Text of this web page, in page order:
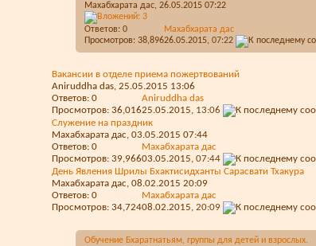
Махабхарата дас, 26.05.2015 07:22
Ответов: 0
Просмотров: 38,896
Махабхарата дас
26.05.2015, 07:22
Вакансии в отделе приема пожертвований
Aniruddha das, 25.05.2015 13:06
Ответов: 0
Просмотров: 36,016
Aniruddha das
25.05.2015, 13:06
Служение на праздник
Махабхарата дас, 03.05.2015 07:44
Ответов: 0
Просмотров: 39,966
Махабхарата дас
03.05.2015, 07:44
День Явления Шрилы Бхактисидханты Сарасвати Тхакура
Махабхарата дас, 08.02.2015 20:09
Ответов: 0
Просмотров: 34,724
Махабхарата дас
08.02.2015, 20:09
Обучение Бхаратнатьям, группы для детей и взрослых.